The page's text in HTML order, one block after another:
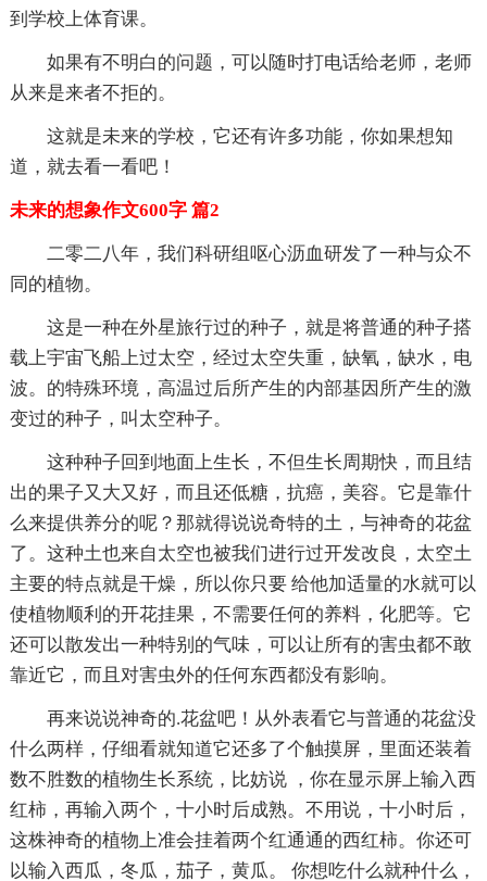
到学校上体育课。
如果有不明白的问题，可以随时打电话给老师，老师
从来是来者不拒的。
这就是未来的学校，它还有许多功能，你如果想知
道，就去看一看吧！
未来的想象作文600字 篇2
二零二八年，我们科研组呕心沥血研发了一种与众不
同的植物。
这是一种在外星旅行过的种子，就是将普通的种子搭
载上宇宙飞船上过太空，经过太空失重，缺氧，缺水，电
波。的特殊环境，高温过后所产生的内部基因所产生的激
变过的种子，叫太空种子。
这种种子回到地面上生长，不但生长周期快，而且结
出的果子又大又好，而且还低糖，抗癌，美容。它是靠什
么来提供养分的呢？那就得说说奇特的土，与神奇的花盆
了。这种土也来自太空也被我们进行过开发改良，太空土
主要的特点就是干燥，所以你只要 给他加适量的水就可以
使植物顺利的开花挂果，不需要任何的养料，化肥等。它
还可以散发出一种特别的气味，可以让所有的害虫都不敢
靠近它，而且对害虫外的任何东西都没有影响。
再来说说神奇的.花盆吧！从外表看它与普通的花盆没
什么两样，仔细看就知道它还多了个触摸屏，里面还装着
数不胜数的植物生长系统，比妨说 ，你在显示屏上输入西
红柿，再输入两个，十小时后成熟。不用说，十小时后，
这株神奇的植物上准会挂着两个红通通的西红柿。你还可
以输入西瓜，冬瓜，茄子，黄瓜。 你想吃什么就种什么，